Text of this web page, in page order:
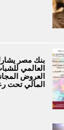
بنك مصر
العالمي
العروض
المالي تحت